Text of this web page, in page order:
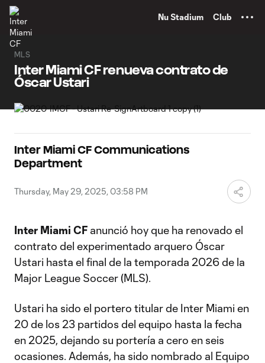
Nu Stadium Club
MLS
Inter Miami CF renueva contrato de
Óscar Ustari
Inter Miami CF Communications
Department
Thursday, May 29, 2025, 03:58 PM
Inter Miami CF anunció hoy que ha renovado el
contrato del experimentado arquero Óscar
Ustari hasta el final de la temporada 2026 de la
Major League Soccer (MLS).
Ustari ha sido el portero titular de Inter Miami en
20 de los 23 partidos del equipo hasta la fecha
en 2025, dejando su portería a cero en seis
ocasiones. Además, ha sido nombrado al Equipo